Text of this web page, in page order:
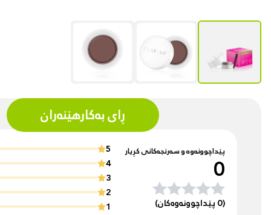
ڕای بەکارهێنەران
پێداچوونەوە و سەرنجەکانی کڕیار
0
(0 پێداچوونەوەکان)
5
4
3
2
1